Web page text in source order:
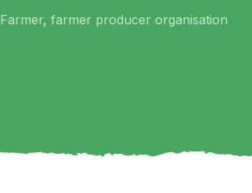
Farmer, farmer producer organisation